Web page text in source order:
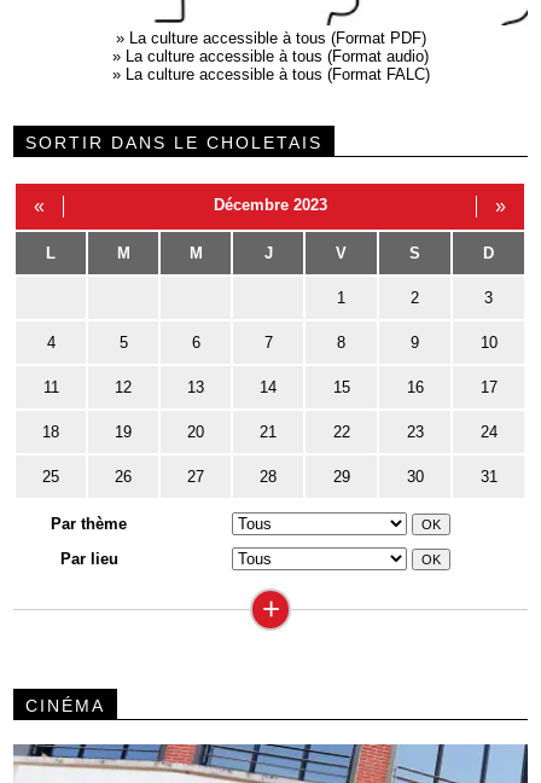
»
La culture accessible à tous (Format PDF)
»
La culture accessible à tous (Format audio)
»
La culture accessible à tous (Format FALC)
SORTIR DANS LE CHOLETAIS
« Décembre 2023 »
L M M J V S D
1 2 3
4 5 6 7 8 9 10
11 12 13 14 15 16 17
18 19 20 21 22 23 24
25 26 27 28 29 30 31
Par thème
Par lieu
+
CINÉMA